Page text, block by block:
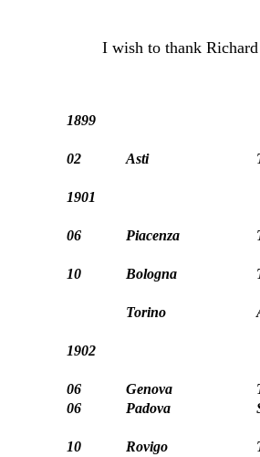
I wish to thank
1899
02 Asti
1901
06 Piacenza
10 Bologna
Torino
1902
06 Genova
06
Padova
10 Rovigo